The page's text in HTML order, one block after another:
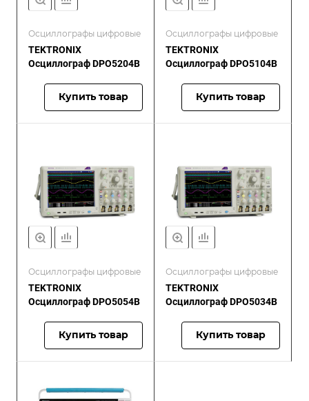
Осциллографы цифровые
TEKTRONIX
Осциллограф DPO5204B
Купить товар
Осциллографы цифровые
TEKTRONIX
Осциллограф DPO5104B
Купить товар
Осциллографы цифровые
TEKTRONIX
Осциллограф DPO5054B
Купить товар
Осциллографы цифровые
TEKTRONIX
Осциллограф DPO5034B
Купить товар